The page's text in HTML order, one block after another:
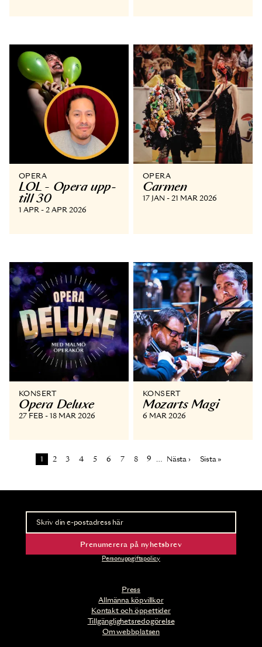
OPERA
LOL - Opera upp­
till 30
1 APR - 2 APR 2026
OPERA
Carmen
17 JAN - 21 MAR 2026
KONSERT
Opera Deluxe
27 FEB - 18 MAR 2026
KONSERT
Mozarts Magi
6 MAR 2026
PagineringSida
1 Sida
2 Sida
3 Sida
4 Sida
5 Sida
6 Sida
7 Sida
8 Sida
9 … Nästa sida
Nästa › Sista sidan
Sista »
Press
Allmänna köpvillkor
Kontakt och öppettider
Tillgänglighetsredogörelse
Om webbplatsen
Nyhetsbrev
Ta del av förhandsinformation och biljettsläpp.
Prenumerera på nyhetsbrev
Personuppgiftspolicy